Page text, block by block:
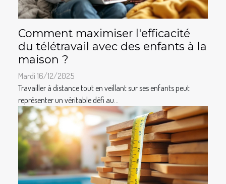
Comment maximiser l'efficacité
du télétravail avec des enfants à la
maison ?
Mardi 16/12/2025
Travailler à distance tout en veillant sur ses enfants peut
représenter un véritable défi au...